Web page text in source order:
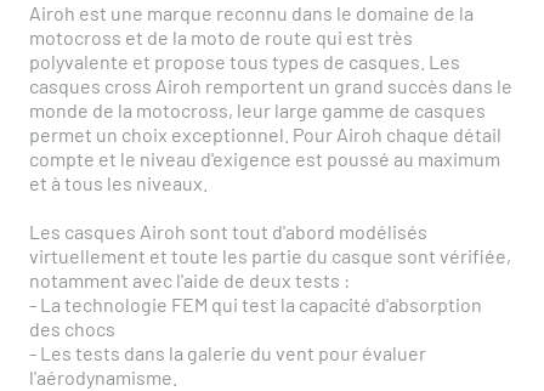
Airoh est une marque reconnu dans le domaine de la
motocross et de la moto de route qui est très
polyvalente et propose tous types de casques. Les
casques cross Airoh remportent un grand succès dans le
monde de la motocross, leur large gamme de casques
permet un choix exceptionnel. Pour Airoh chaque détail
compte et le niveau d'exigence est poussé au maximum
et à tous les niveaux.
Les casques Airoh sont tout d'abord modélisés
virtuellement et toute les partie du casque sont vérifiée,
notamment avec l'aide de deux tests :
- La technologie FEM qui test la capacité d'absorption
des chocs
- Les tests dans la galerie du vent pour évaluer
l'aérodynamisme.